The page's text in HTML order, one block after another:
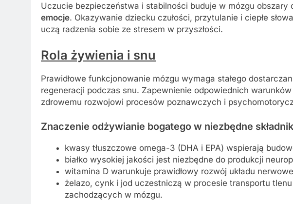
Uczucie bezpieczeństwa i stabilności buduje w mózgu obszary
emocje. Okazywanie dziecku czułości, przytulanie i ciepłe
uczą radzenia sobie ze stresem w przyszłości.
Rola żywienia i snu
Prawidłowe funkcjonowanie mózgu wymaga stałego
regeneracji podczas snu. Zapewnienie odpowiednich
zdrowemu rozwojowi procesów poznawczych i
Znaczenie odżywianie bogatego w niezbędne
kwasy tłuszczowe omega-3 (DHA i EPA) wspierają
białko wysokiej jakości jest niezbędne do produkcji
witamina D warunkuje prawidłowy rozwój układu
żelazo, cynk i jod uczestniczą w procesie transportu
zachodzących w mózgu.